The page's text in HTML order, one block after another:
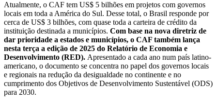
Atualmente, o CAF tem US$ 5 bilhões em projetos com governos
locais em toda a América do Sul. Desse total, o Brasil responde por
cerca de US$ 3 bilhões, com quase toda a carteira de crédito da
instituição destinada a municípios. Com base na nova diretriz de
dar prioridade a estados e municípios, o CAF também lança
nesta terça a edição de 2025 do Relatório de Economia e
Desenvolvimento (RED). Apresentado a cada ano num país latino-
americano, o documento se concentra no papel dos governos locais
e regionais na redução da desigualdade no continente e no
cumprimento dos Objetivos de Desenvolvimento Sustentável (ODS)
para 2030.